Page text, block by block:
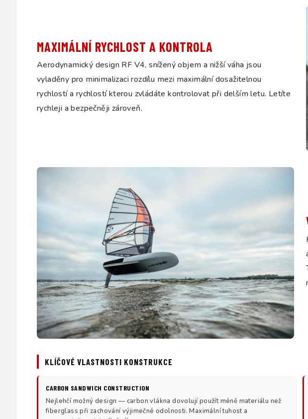
MAXIMÁLNÍ RYCHLOST A KONTROLA
Aerodynamický design RF V4, snížený objem a nižší váha jsou
vyladěny pro minimalizaci rozdílu mezi maximální dosažitelnou
rychlostí a rychlostí kterou zvládáte kontrolovat při delším letu. Letíte
rychleji a bezpečněji zároveň.
KLÍČOVÉ VLASTNOSTI KONSTRUKCE
CARBON SANDWICH CONSTRUCTION
Nejlehčí možný design — carbon vlákna dovolují použít méně materiálu než
fiberglass při zachování výjimečné odolnosti. Maximální tuhost a